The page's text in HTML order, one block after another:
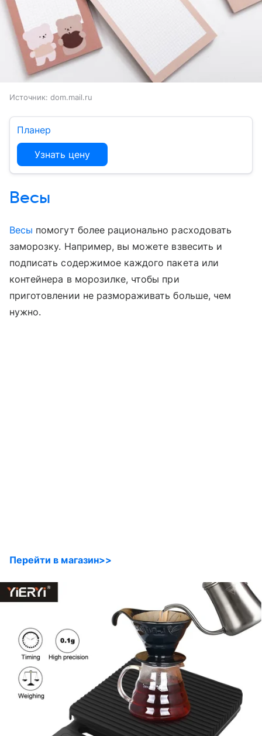
Источник: dom.mail.ru
Планер
Узнать цену
Весы
Весы помогут более рационально расходовать
заморозку. Например, вы можете взвесить и
подписать содержимое каждого пакета или
контейнера в морозилке, чтобы при
приготовлении не размораживать больше, чем
нужно.
Перейти в магазин>>